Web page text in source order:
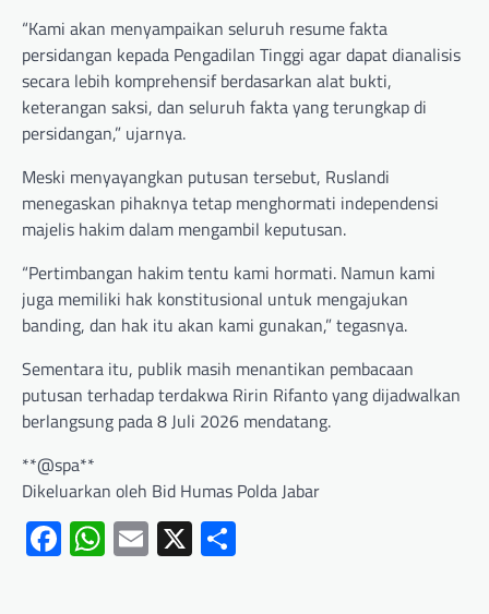
“Kami akan menyampaikan seluruh resume fakta
persidangan kepada Pengadilan Tinggi agar dapat dianalisis
secara lebih komprehensif berdasarkan alat bukti,
keterangan saksi, dan seluruh fakta yang terungkap di
persidangan,” ujarnya.
Meski menyayangkan putusan tersebut, Ruslandi
menegaskan pihaknya tetap menghormati independensi
majelis hakim dalam mengambil keputusan.
“Pertimbangan hakim tentu kami hormati. Namun kami
juga memiliki hak konstitusional untuk mengajukan
banding, dan hak itu akan kami gunakan,” tegasnya.
Sementara itu, publik masih menantikan pembacaan
putusan terhadap terdakwa Ririn Rifanto yang dijadwalkan
berlangsung pada 8 Juli 2026 mendatang.
**@spa**
Dikeluarkan oleh Bid Humas Polda Jabar
Facebook
WhatsApp
Email
X